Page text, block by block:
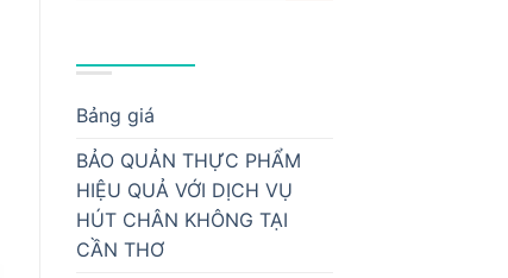
Bảng giá
BẢO QUẢN THỰC PHẨM
HIỆU QUẢ VỚI DỊCH VỤ
HÚT CHÂN KHÔNG TẠI
CẦN THƠ